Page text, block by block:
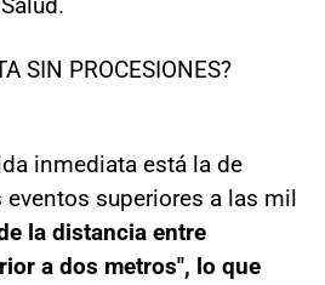
SIN PROCESIONES?
inmediata está la de
superiores a las mil
la distancia entre
a dos metros", lo que